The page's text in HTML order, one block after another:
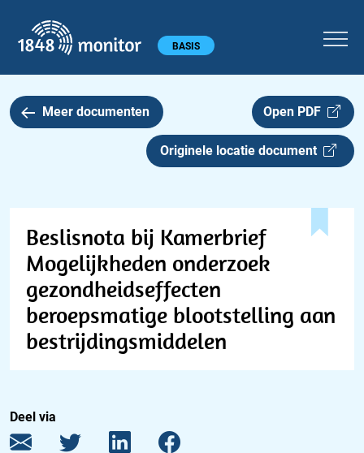
Hoofdmenu BASIS
Meer documenten Open PDF
Originele locatie document
Beslisnota bij Kamerbrief
Mogelijkheden onderzoek
gezondheidseffecten
beroepsmatige blootstelling aan
bestrijdingsmiddelen
Deel via